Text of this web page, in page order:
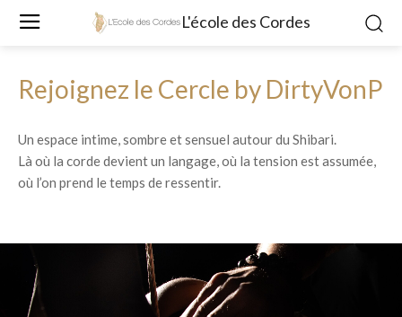
L'école des Cordes
Rejoignez le Cercle by DirtyVonP
Un espace intime, sombre et sensuel autour du Shibari.
Là où la corde devient un langage, où la tension est assumée,
où l’on prend le temps de ressentir.